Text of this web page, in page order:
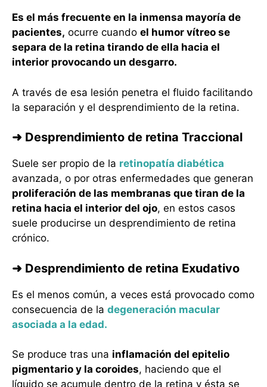
Es el más frecuente en la inmensa mayoría de
pacientes, ocurre cuando el humor vítreo se
separa de la retina tirando de ella hacia el
interior provocando un desgarro.
A través de esa lesión penetra el fluido facilitando
la separación y el desprendimiento de la retina.
➜ Desprendimiento de retina Traccional
Suele ser propio de la retinopatía diabética
avanzada, o por otras enfermedades que generan
proliferación de las membranas que tiran de la
retina hacia el interior del ojo, en estos casos
suele producirse un desprendimiento de retina
crónico.
➜ Desprendimiento de retina Exudativo
Es el menos común, a veces está provocado como
consecuencia de la degeneración macular
asociada a la edad.
Se produce tras una inflamación del epitelio
pigmentario y la coroides, haciendo que el
líquido se acumule dentro de la retina y ésta se